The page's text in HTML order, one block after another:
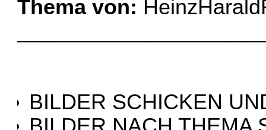
Thema von:
BILDER SCHICKEN